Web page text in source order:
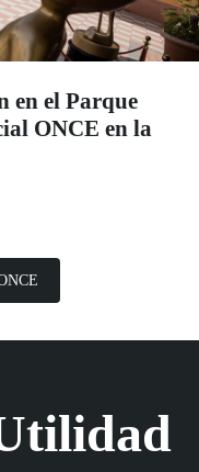
en el Parque
ONCE en la